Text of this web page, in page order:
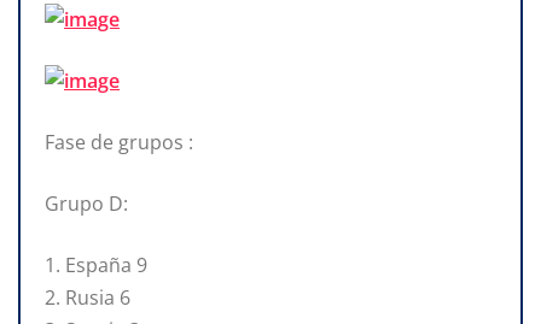
Fase de grupos :
Grupo D:
1. España 9
2. Rusia 6